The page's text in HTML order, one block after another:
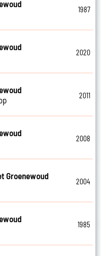
1987
2020
2011
2008
Groenewoud
2004
1985